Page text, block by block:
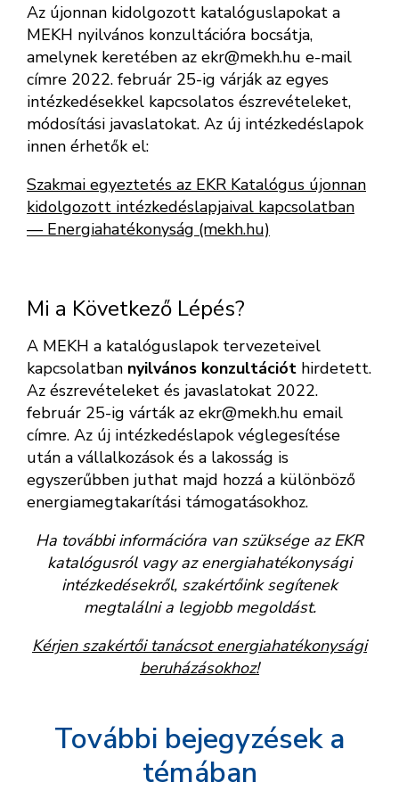
Az újonnan kidolgozott katalóguslapokat a
MEKH nyilvános konzultációra bocsátja,
amelynek keretében az ekr@mekh.hu e-mail
címre 2022. február 25-ig várják az egyes
intézkedésekkel kapcsolatos észrevételeket,
módosítási javaslatokat. Az új intézkedéslapok
innen érhetők el:
Szakmai egyeztetés az EKR Katalógus újonnan
kidolgozott intézkedéslapjaival kapcsolatban
— Energiahatékonyság (mekh.hu)
Mi a Következő Lépés?
A MEKH a katalóguslapok tervezeteivel
kapcsolatban nyilvános konzultációt hirdetett.
Az észrevételeket és javaslatokat 2022.
február 25-ig várták az ekr@mekh.hu email
címre. Az új intézkedéslapok véglegesítése
után a vállalkozások és a lakosság is
egyszerűbben juthat majd hozzá a különböző
energiamegtakarítási támogatásokhoz.
Ha további információra van szüksége az EKR
katalógusról vagy az energiahatékonysági
intézkedésekről, szakértőink segítenek
megtalálni a legjobb megoldást.
Kérjen szakértői tanácsot energiahatékonysági
beruházásokhoz!
További bejegyzések a
témában